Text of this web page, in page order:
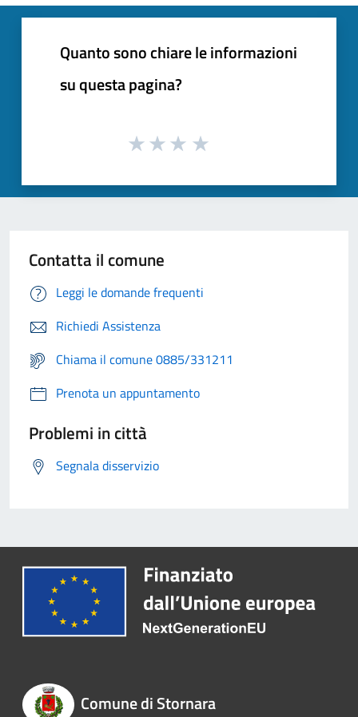
Quanto sono chiare le informazioni
su questa pagina?
Contatta il comune
Leggi le domande frequenti
Richiedi Assistenza
Chiama il comune 0885/331211
Prenota un appuntamento
Problemi in città
Segnala disservizio
Comune di Stornara